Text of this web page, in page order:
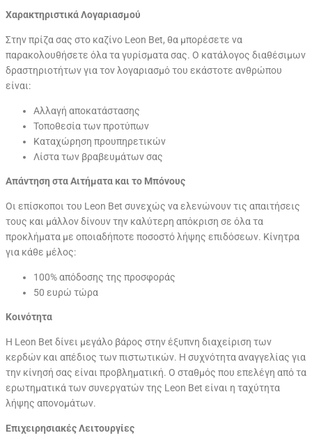
Χαρακτηριστικά Λογαριασμού
Στην πρίζα σας στο καζίνο Leon Bet, θα μπορέσετε να
παρακολουθήσετε όλα τα γυρίσματα σας. Ο κατάλογος διαθέσιμων
δραστηριοτήτων για τον λογαριασμό του εκάστοτε ανθρώπου
είναι:
Αλλαγή αποκατάστασης
Τοποθεσία των προτύπων
Καταχώρηση προυπηρετικών
Λίστα των βραβευμάτων σας
Απάντηση στα Αιτήματα και το Μπόνους
Οι επίσκοποι του Leon Bet συνεχώς να ελενώνουν τις απαιτήσεις
τους και μάλλον δίνουν την καλύτερη απόκριση σε όλα τα
προκλήματα με οποιαδήποτε ποσοστό λήψης επιδόσεων. Κίνητρα
για κάθε μέλος:
100% απόδοσης της προσφοράς
50 ευρώ τώρα
Κοινότητα
Η Leon Bet δίνει μεγάλο βάρος στην έξυπνη διαχείριση των
κερδών και απέδιος των πιστωτικών. Η συχνότητα αναγγελίας για
την κίνησή σας είναι προβληματική. Ο σταθμός που επελέγη από τα
ερωτηματικά των συνεργατών της Leon Bet είναι η ταχύτητα
λήψης απονομάτων.
Επιχειρησιακές Λειτουργίες